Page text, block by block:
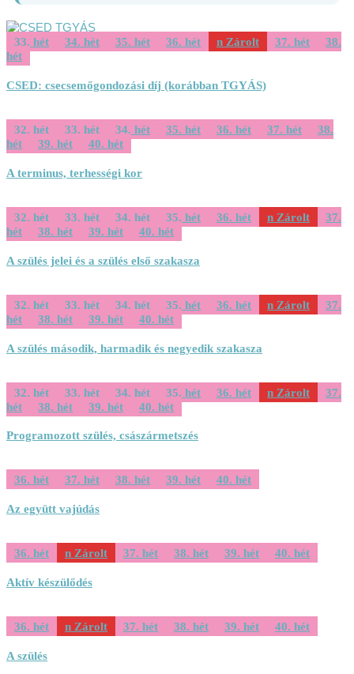
33. hét 34. hét 35. hét 36. hét Zárolt 37. hét
38.
hét
CSED: csecsemőgondozási díj (korábban TGYÁS)
32. hét 33. hét 34. hét 35. hét 36. hét 37. hét
38.
hét
39. hét 40. hét
A terminus, terhességi kor
32. hét 33. hét 34. hét 35. hét 36. hét Zárolt
37.
hét
38. hét 39. hét 40. hét
A szülés jelei és a szülés első szakasza
32. hét 33. hét 34. hét 35. hét 36. hét Zárolt
37.
hét
38. hét 39. hét 40. hét
A szülés második, harmadik és negyedik szakasza
32. hét 33. hét 34. hét 35. hét 36. hét Zárolt
37.
hét
38. hét 39. hét 40. hét
Programozott szülés, császármetszés
36. hét 37. hét 38. hét 39. hét 40. hét
Az együtt vajúdás
36. hét Zárolt 37. hét 38. hét 39. hét 40. hét
Aktív készülődés
36. hét Zárolt 37. hét 38. hét 39. hét 40. hét
A szülés